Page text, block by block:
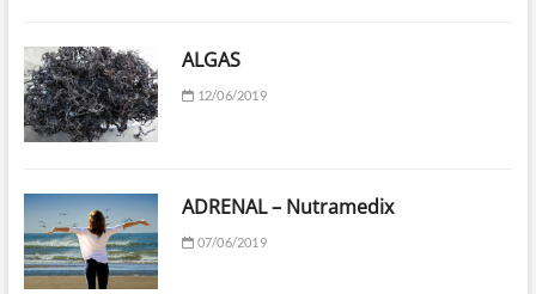
ALGAS
12/06/2019
ADRENAL – Nutramedix
07/06/2019